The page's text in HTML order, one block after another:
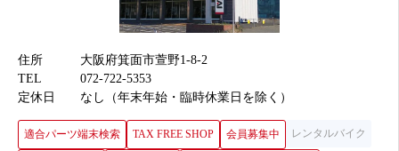
住所
大阪府箕面市萱野1-8-2
TEL
072-722-5353
定休日
なし（年末年始・臨時休業日を除く）
適合パーツ端末検索 TAX FREE SHOP 会員募集中 レンタルバイク